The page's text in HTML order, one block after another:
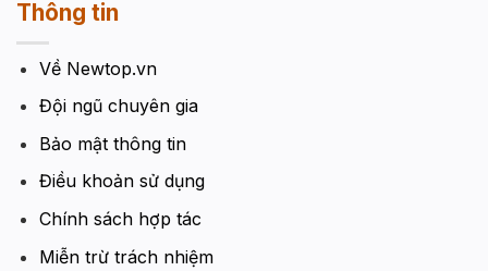
Thông tin
Về Newtop.vn
Đội ngũ chuyên gia
Bảo mật thông tin
Điều khoản sử dụng
Chính sách hợp tác
Miễn trừ trách nhiệm